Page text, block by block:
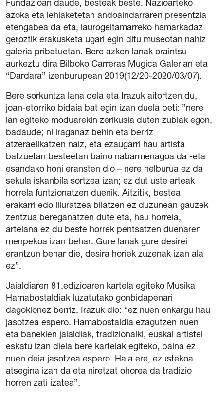
Fundazioan daude, besteak beste. Nazioarteko
azoka eta lehiaketetan andoaindarraren presentzia
etengabea da eta, laurogeitamarreko hamarkadaz
geroztik erakusketa ugari egin ditu museotan nahiz
galeria pribatuetan. Bere azken lanak oraintsu
aurkeztu dira Bilboko Carreras Mugica Galerian eta
“Dardara” izenburupean 2019(12/20-2020/03/07).
Bere sorkuntza lana dela eta Irazuk aitortzen du,
joan-etorriko bidaia bat egin izan duela beti: ”nere
lan egiteko moduarekin zerikusia duten zubiak egon,
badaude; ni iraganaz behin eta berriz
atzeraelikatzen naiz, eta ezaugarri hau artista
batzuetan besteetan baino nabarmenagoa da -eta
esandako honi eransten dio – nere helburua ez da
sekula iskanbila sortzea izan; ez dut uste arteak
horrela funtzionatzen duenik. Aitzitik, bestea
erakarri edo liluratzea bilatzen ez duzunean gauzek
zentzua bereganatzen dute eta, hau horrela,
artelana ez du beste horrek pentsatzen duenaren
menpekoa izan behar. Gure lanak gure desirei
erantzun behar die, desira horiek zuzenak izan ala
ez”.
Jaialdiaren 81.edizioaren kartela egiteko Musika
Hamabostaldiak luzatutako gonbidapenari
dagokionez berriz, Irazuk dio: “ez nuen enkargu hau
jasotzea espero. Hamabostaldia ezagutzen nuen
eta banekien jaialdiak, tradizionalki, euskal artistei
eskatu izan diela bere kartelak egiteko, baina ez
nuen deia jasotzea espero. Hala ere, ezustekoa
atsegina izan da eta niretzat ohorea da tradizio
horren zati izatea”.